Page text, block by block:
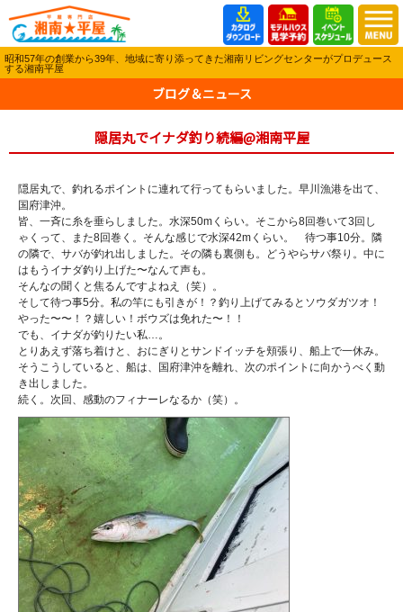
昭和57年の創業から39年、地域に寄り添ってきた湘南リビングセンターがプロデュース
する湘南平屋
ブログ＆ニュース
隠居丸でイナダ釣り続編@湘南平屋
隠居丸で、釣れるポイントに連れて行ってもらいました。早川漁港を出て、
国府津沖。
皆、一斉に糸を垂らしました。水深50mくらい。そこから8回巻いて3回し
ゃくって、また8回巻く。そんな感じで水深42mくらい。 待つ事10分。隣
の隣で、サバが釣れ出しました。その隣も裏側も。どうやらサバ祭り。中に
はもうイナダ釣り上げた〜なんて声も。
そんなの聞くと焦るんですよねえ（笑）。
そして待つ事5分。私の竿にも引きが！？釣り上げてみるとソウダガツオ！
やった〜〜！？嬉しい！ボウズは免れた〜！！
でも、イナダが釣りたい私…。
とりあえず落ち着けと、おにぎりとサンドイッチを頬張り、船上で一休み。
そうこうしていると、船は、国府津沖を離れ、次のポイントに向かうべく動
き出しました。
続く。次回、感動のフィナーレなるか（笑）。